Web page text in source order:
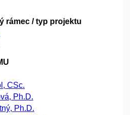
rámec / typ projektu
CSc.
Ph.D.
Ph.D.